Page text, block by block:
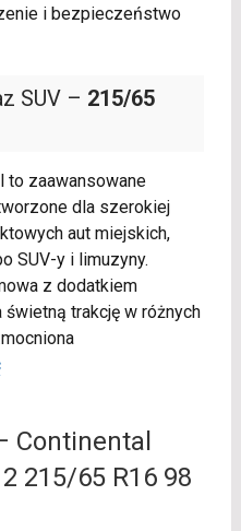
i bezpieczeństwo
SUV – 215/65
to zaawansowane
dla szerokiej
aut miejskich,
SUV-y i limuzyny.
z dodatkiem
świetną trakcję w różnych
Continental
215/65 R16 98